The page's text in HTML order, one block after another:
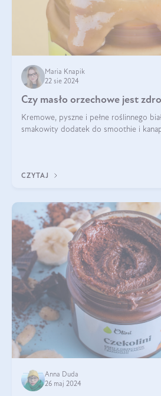
Maria Knapik
22 sie 2024
Czy masło orzechowe jest
Kremowe, pyszne i pełne roślinnego
smakowity dodatek do smoothie i
CZYTAJ
Anna Duda
26 maj 2024